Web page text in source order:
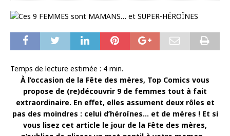
Temps de lecture estimée : 4 min.
À l’occasion de la Fête des mères, Top Comics vous
propose de (re)découvrir 9 de femmes tout à fait
extraordinaire. En effet, elles assument deux rôles et
pas des moindres : celui d’héroïnes… et de mères ! Et si
vous lisez cet article le jour de la Fête des mères,